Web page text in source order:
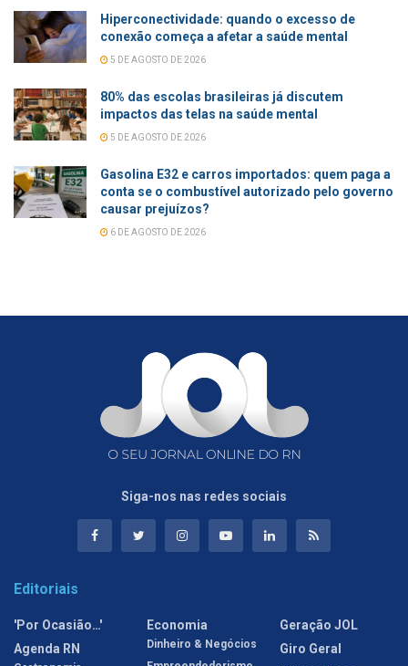
Hiperconectividade: quando o excesso de
conexão começa a afetar a saúde mental
5 DE AGOSTO DE 2026
80% das escolas brasileiras já discutem
impactos das telas na saúde mental
5 DE AGOSTO DE 2026
Gasolina E32 e carros importados: quem paga a
conta se o combustível autorizado pelo governo
causar prejuízos?
6 DE AGOSTO DE 2026
Siga-nos nas redes sociais
Editoriais
'Por Ocasião…'
Agenda RN
Economia
Dinheiro & Negócios
Geração JOL
Giro Geral